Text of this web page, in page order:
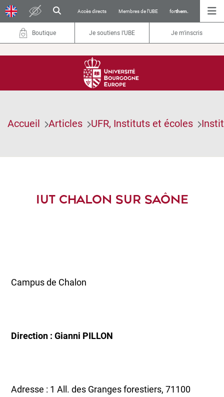
Accès directs Membres de l’UBE forthem.
Boutique Je soutiens l’UBE Je m'inscris
Accueil Articles UFR, Instituts et écoles
IUT CHALON SUR SAÔNE
Campus de Chalon
Direction : Gianni PILLON
Adresse : 1 All. des Granges forestiers, 71100